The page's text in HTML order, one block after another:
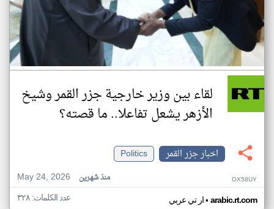
لقاء بين وزير خارجية جزر القمر وشيخ
الأزهر يشعل تفاعلا.. ما قصته؟
اخبار جزر القمر
Politics
May 24, 2026
منذ شهرين OX58UY
ار تي عربي• arabic.rt.com عدد الكلمات: ٣٢٨